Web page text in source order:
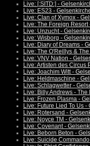
Live: [:SITD:] -
Live: ES23 -
Live: Clan of Xymox -
Live: The Foreign
Live: Unzucht -
Live: Wisborg -
Live: Diary of Dreams -
Live: The O'Reillys &
Live: VNV Nation -
Live: Artisten des Circus
Live: Joachim Witt -
Live: Heldmaschine -
Live: Schlagwetter -
Live: Billy Andrews -
Live: Frozen Plasma -
Live: Future Lied To Us
Live: Rotersand -
Live: Noyce TM -
Live: Covenant -
Live: Beborn Beton -
Live: Suicide